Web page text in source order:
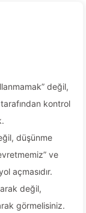
değil,
tarafından kontrol
düşünme
ve
açmasıdır.
değil,
görmelisiniz.